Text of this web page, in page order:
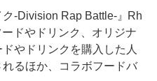
-Division Rap Battle-』Rh
ドやドリンク、オリジナ
やドリンクを購入した人
るほか、コラボフードバ